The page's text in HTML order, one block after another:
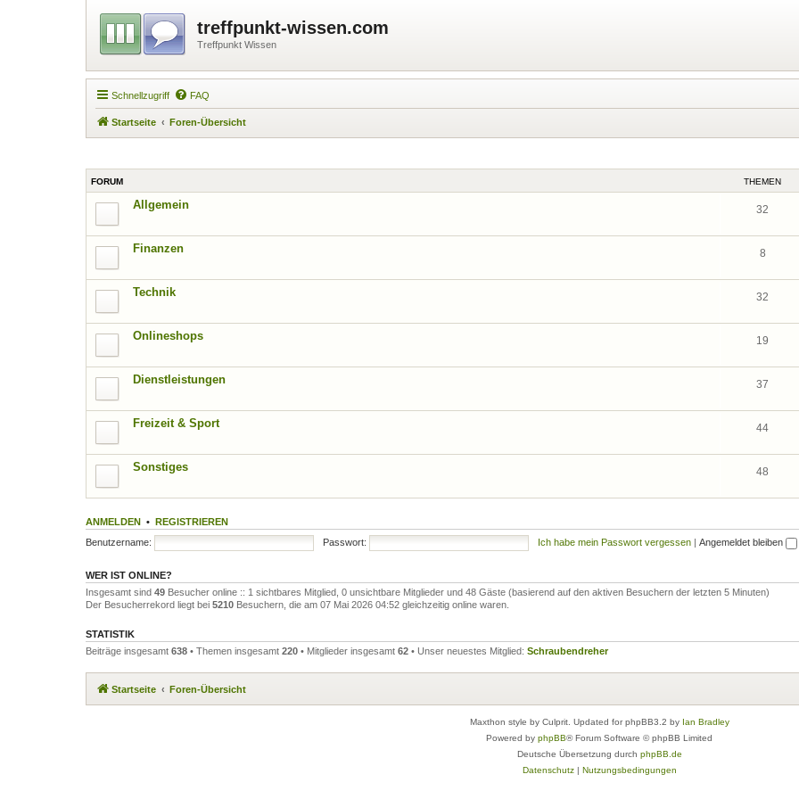
treffpunkt-wissen.com
Treffpunkt Wissen
Schnellzugriff FAQ
Startseite Foren-Übersicht
FORUM THEMEN
Allgemein 32
Finanzen 8
Technik 32
Onlineshops 19
Dienstleistungen 37
Freizeit & Sport 44
Sonstiges 48
ANMELDEN • REGISTRIEREN
Benutzername:
Passwort: Ich habe mein Passwort vergessen | Angemeldet bleiben
WER IST ONLINE?
Insgesamt sind 49 Besucher online :: 1 sichtbares Mitglied, 0 unsichtbare Mitglieder und 48 Gäste (basierend auf den aktiven Besuchern der letzten 5 Minuten)
Der Besucherrekord liegt bei 5210 Besuchern, die am 07 Mai 2026 04:52 gleichzeitig online waren.
STATISTIK
Beiträge insgesamt 638 • Themen insgesamt 220 • Mitglieder insgesamt 62 • Unser neuestes Mitglied: Schraubendreher
Startseite Foren-Übersicht
Maxthon style by Culprit. Updated for phpBB3.2 by Ian Bradley
Powered by phpBB® Forum Software © phpBB Limited
Deutsche Übersetzung durch phpBB.de
Datenschutz| Nutzungsbedingungen